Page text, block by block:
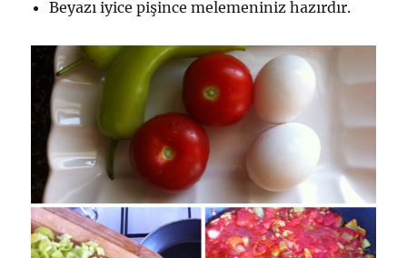
Beyazı iyice pişince melemeniniz hazırdır.